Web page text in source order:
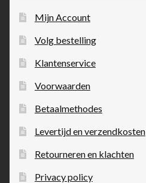
Mijn Account
Volg bestelling
Klantenservice
Voorwaarden
Betaalmethodes
Levertijd en verzendkosten
Retourneren en klachten
Privacy policy